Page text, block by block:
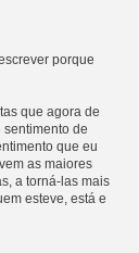
porque
que agora de
de
que eu
as maiores
a torná-las mais
esteve, está e